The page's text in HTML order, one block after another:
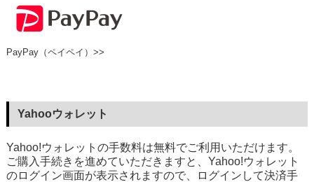
PayPay（ペイペイ）>>
Yahooウォレット
Yahoo!ウォレットの手数料は無料でご利用いただけます。
ご購入手続きを進めていただきますと、Yahoo!ウォレット
のログイン画面が表示されますので、ログインして決済手